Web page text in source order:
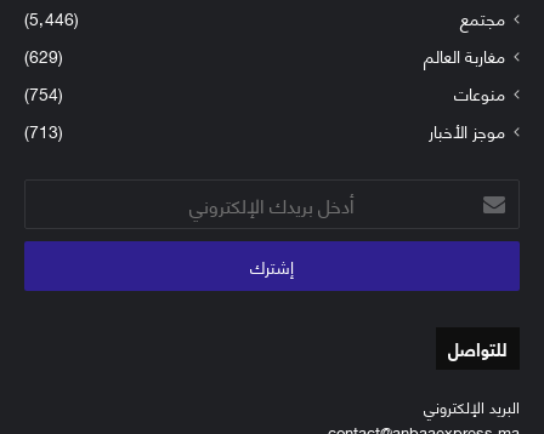
مجتمع
(5٬446)
مغاربة العالم
(629)
منوعات
(754)
موجز الأخبار
(713)
أدخل
بريدك
الإلكتروني
للتواصل
البريد الإلكتروني